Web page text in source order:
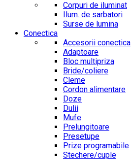
Corpuri de iluminat
Ilum. de sarbatori
Surse de lumina
Conectica
Accesorii conectica
Adaptoare
Bloc multipriza
Bride/coliere
Cleme
Cordon alimentare
Doze
Dulii
Mufe
Prelungitoare
Presetupe
Prize programabile
Stechere/cuple